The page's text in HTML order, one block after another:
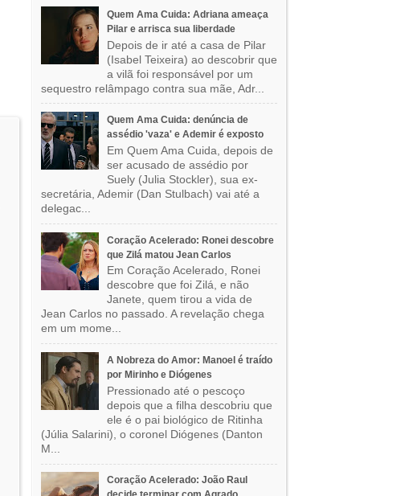
Quem Ama Cuida: Adriana ameaça
Pilar e arrisca sua liberdade
Depois de ir até a casa de Pilar
(Isabel Teixeira) ao descobrir que
a vilã foi responsável por um
sequestro relâmpago contra sua mãe, Adr...
Quem Ama Cuida: denúncia de
assédio 'vaza' e Ademir é exposto
Em Quem Ama Cuida, depois de
ser acusado de assédio por
Suely (Julia Stockler), sua ex-
secretária, Ademir (Dan Stulbach) vai até a
delegac...
Coração Acelerado: Ronei descobre
que Zilá matou Jean Carlos
Em Coração Acelerado, Ronei
descobre que foi Zilá, e não
Janete, quem tirou a vida de
Jean Carlos no passado. A revelação chega
em um mome...
A Nobreza do Amor: Manoel é traído
por Mirinho e Diógenes
Pressionado até o pescoço
depois que a filha descobriu que
ele é o pai biológico de Ritinha
(Júlia Salarini), o coronel Diógenes (Danton
M...
Coração Acelerado: João Raul